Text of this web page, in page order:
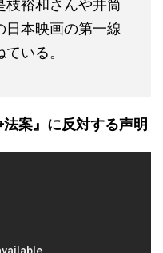
枝裕和さんや井筒
日本映画の第一線
いる。
案』に反対する声明